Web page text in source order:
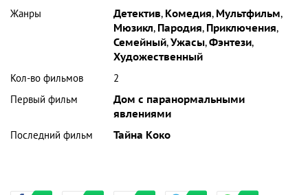
Жанры
Детектив, Комедия, Мультфильм,
Мюзикл, Пародия, Приключения,
Семейный,Ужасы,Фэнтези,
Художественный
Кол-во фильмов
2
Первый фильм
Дом с паранормальными
явлениями
Последний фильм
Тайна Коко